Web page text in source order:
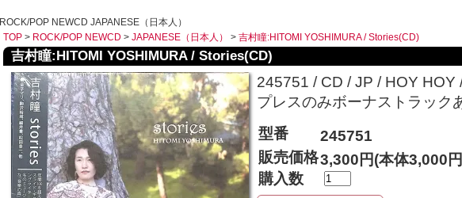
ROCK/POP NEWCD JAPANESE（日本人）
TOP > ROCK/POP NEWCD > JAPANESE（日本人） > 吉村瞳:HITOMI YOSHIMURA / Stories(CD)
吉村瞳:HITOMI YOSHIMURA / Stories(CD)
245751 / CD / JP / HOY HOY
プレスのみボーナストラック
型番
245751
販売価格3,300円(本体3,000
購入数